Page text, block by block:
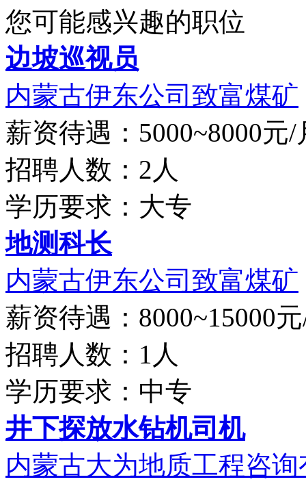
您可能感兴趣的职位
边坡巡视员
内蒙古伊东公司致富煤矿
薪资待遇：5000~8000元/
招聘人数：2人
学历要求：大专
地测科长
内蒙古伊东公司致富煤矿
薪资待遇：8000~15000
招聘人数：1人
学历要求：中专
井下探放水钻机司机
内蒙古大为地质工程咨